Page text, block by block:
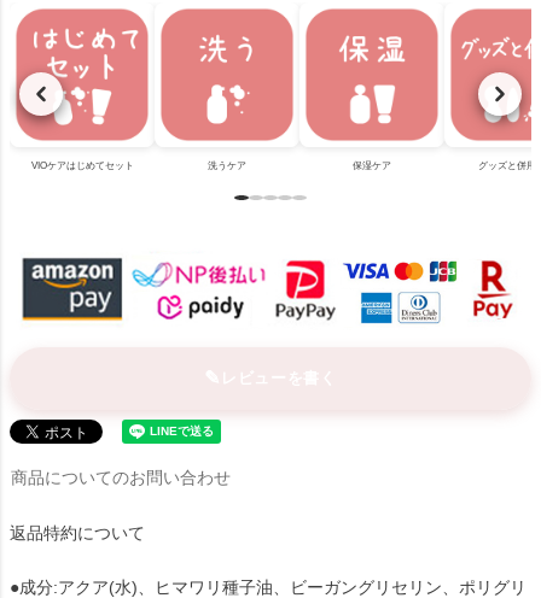
VIOケアはじめてセット 洗うケア 保湿ケア グッズと併用
商品についてのお問い合わせ
返品特約について
●成分:アクア(水)、ヒマワリ種子油、ビーガングリセリン、ポリグリ